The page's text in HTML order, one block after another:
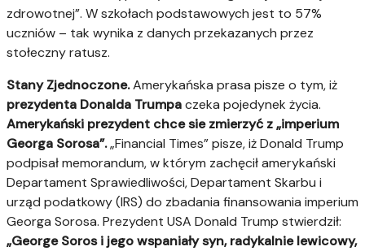
zdrowotnej”. W szkołach podstawowych jest to 57%
uczniów – tak wynika z danych przekazanych przez
stołeczny ratusz.
Stany Zjednoczone.Amerykańska prasa pisze o tym, iż
prezydenta Donalda Trumpaczeka pojedynek życia.
Amerykański prezydent chce sie zmierzyć z „imperium
Georga Sorosa”.„Financial Times” pisze, iż Donald Trump
podpisał memorandum, w którym zachęcił amerykański
Departament Sprawiedliwości, Departament Skarbu i
urząd podatkowy (IRS) do zbadania finansowania imperium
Georga Sorosa. Prezydent USA Donald Trump stwierdził:
„George Soros i jego wspaniały syn, radykalnie lewicowy,